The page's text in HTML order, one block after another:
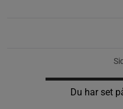
Du har set